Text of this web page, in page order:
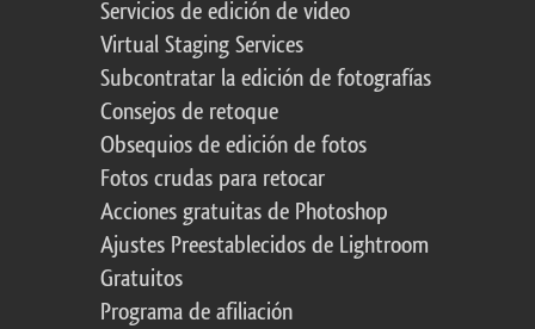
Servicios de edición de video
Virtual Staging Services
Subcontratar la edición de fotografías
Consejos de retoque
Obsequios de edición de fotos
Fotos crudas para retocar
Acciones gratuitas de Photoshop
Ajustes Preestablecidos de Lightroom
Gratuitos
Programa de afiliación